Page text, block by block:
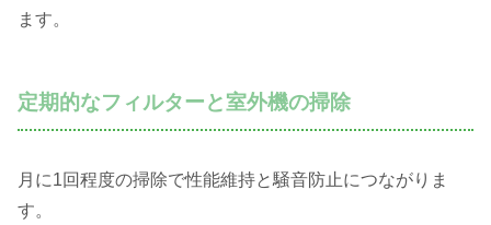
ます。
定期的なフィルターと室外機の掃除
月に1回程度の掃除で性能維持と騒音防止につながりま
す。